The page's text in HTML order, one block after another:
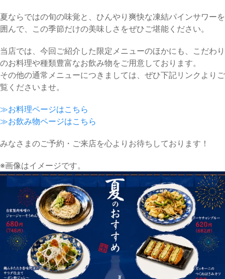
夏ならではの旬の味覚と、ひんやり爽快な凍結パインサワーを
囲んで、この季節だけの美味しさをぜひご堪能ください。
当店では、今回ご紹介した限定メニューのほかにも、こだわり
のお料理や種類豊富なお飲み物をご用意しております。
その他の通常メニューにつきましては、ぜひ下記リンクよりご
覧くださいませ。
≫お料理ページはこちら
≫お飲み物ページはこちら
みなさまのご予約・ご来店を心よりお待ちしております！
※画像はイメージです。